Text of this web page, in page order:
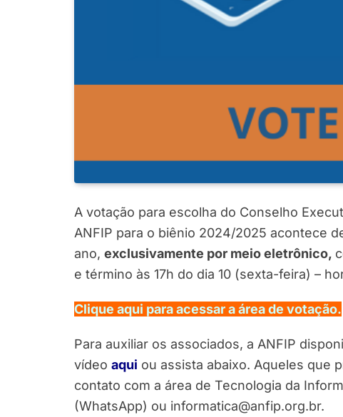
A votação para escolha do Conselho
ANFIP para o biênio 2024/2025 acontece
ano, exclusivamente por meio eletrônico,
e término às 17h do dia 10 (sexta-feira) –
Clique aqui para acessar a área de votação.
Para auxiliar os associados, a ANFIP
vídeo aqui ou assista abaixo. Aqueles que
contato com a área de Tecnologia da
(WhatsApp) ou informatica@anfip.org.br.